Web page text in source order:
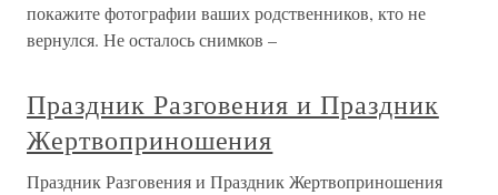
покажите фотографии ваших родственников, кто не
вернулся. Не осталось снимков –
Праздник Разговения и Праздник
Жертвоприношения
Праздник Разговения и Праздник Жертвоприношения